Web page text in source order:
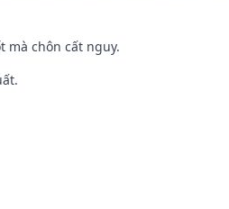
mà chôn cất nguy.